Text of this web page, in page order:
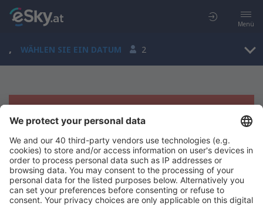
Menü
, WÄHLEN SIE EIN DATUM 2
Es tut uns leid, wir können keine
Ergebnisse aufzeigen
Bitte starten Sie Ihre Suche erneut mit anderen Suchkriterien.